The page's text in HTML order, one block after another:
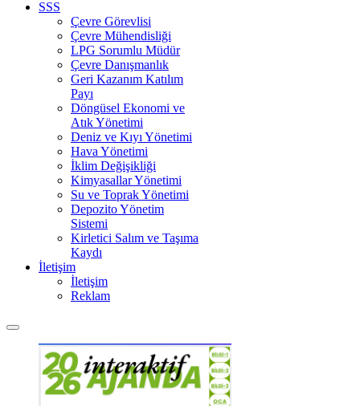
SSS
Çevre Görevlisi
Çevre Mühendisliği
LPG Sorumlu Müdür
Çevre Danışmanlık
Geri Kazanım Katılım
Payı
Döngüsel Ekonomi ve
Atık Yönetimi
Deniz ve Kıyı Yönetimi
Hava Yönetimi
İklim Değişikliği
Kimyasallar Yönetimi
Su ve Toprak Yönetimi
Depozito Yönetim
Sistemi
Kirletici Salım ve Taşıma
Kaydı
İletişim
İletişim
Reklam